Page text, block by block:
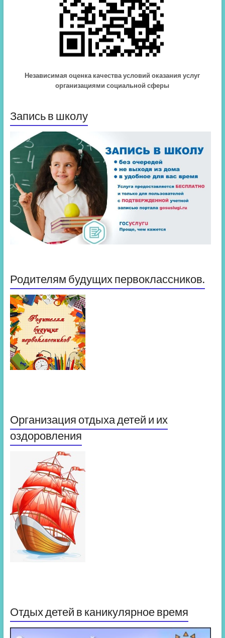
Независимая оценка качества условий оказания услуг
организациями социальной сферы
Запись в школу
Родителям будущих первоклассников.
Организация отдыха детей и их
оздоровления
Отдых детей в каникулярное время